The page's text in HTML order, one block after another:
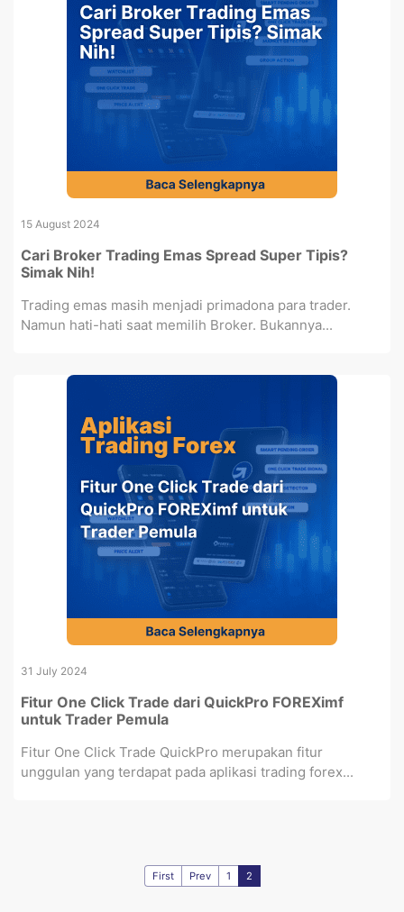
15 August 2024
Cari Broker Trading Emas Spread Super Tipis?
Simak Nih!
Trading emas masih menjadi primadona para trader.
Namun hati-hati saat memilih Broker. Bukannya...
31 July 2024
Fitur One Click Trade dari QuickPro FOREXimf
untuk Trader Pemula
Fitur One Click Trade QuickPro merupakan fitur
unggulan yang terdapat pada aplikasi trading forex...
First Prev 1 2